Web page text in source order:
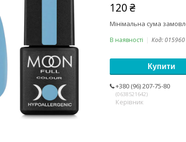
120 ₴
Мінімальна сума
В наявності Код:015960
Купити
+380 (96) 207-75-80
0638521642
Керівник